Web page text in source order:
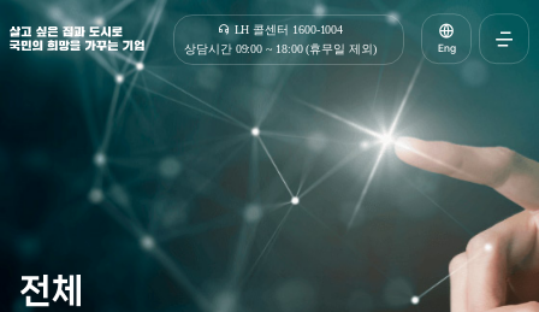
살고 싶은 집과 도시로 국민의 희망을 가꾸는 기업 | 한국토지주택공사
LH 콜센터 1600-1004
상담시간 09:00 ~ 18:00 (휴무일 제외)
Eng
전체